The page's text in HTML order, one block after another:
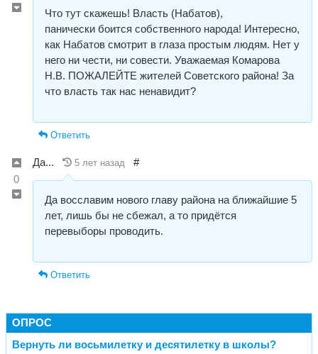
Что тут скажешь! Власть (Набатов),
панически боится собственного народа! Интересно,
как Набатов смотрит в глаза простым людям. Нет у
него ни чести, ни совести. Уважаемая Комарова
Н.В. ПОЖАЛЕЙТЕ жителей Советского района! За
что власть так нас ненавидит?
Ответить
0
Да... 5 лет назад #
Да восславим нового главу района на ближайшие 5
лет, лишь бы не сбежал, а то придётся
перевыборы проводить.
Ответить
ОПРОС
Вернуть ли восьмилетку и десятилетку в школы?